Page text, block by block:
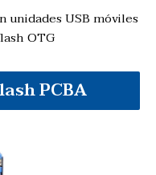
USB móviles
OTG
PCBA